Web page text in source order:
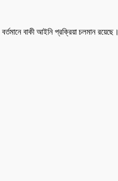
বাকী আইনি প্রক্রিয়া চলমান রয়েছে।